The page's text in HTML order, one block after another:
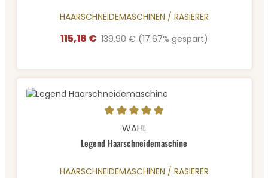
HAARSCHNEIDEMASCHINEN / RASIERER
Verkaufspreis:
115,18 € Regulärer Preis:
139,90 € (17.67% gespart)
Durchschnittliche Bewertung von 5 von 5 Sternen
WAHL
Legend Haarschneidemaschine
HAARSCHNEIDEMASCHINEN / RASIERER